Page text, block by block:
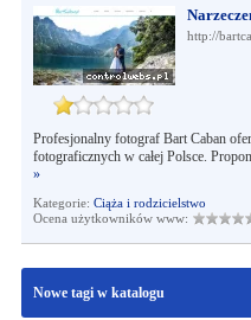
http://
Profesjonalny fotograf Bart Caban
fotograficznych w całej Polsce.
»
Kategorie: Ciąża i rodzicielstwo
Ocena użytkowników www:
Nowe tagi w katalogu